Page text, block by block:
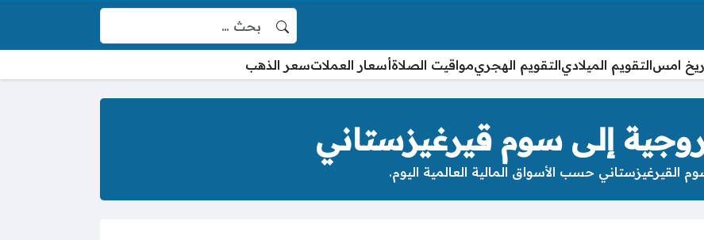
البحث عن:
امسالتقويم الميلاديالتقويم الهجريمواقيت الصلاةأسعار العملاتسعر الذهب
إلى سوم قيرغيزستاني
حسب الأسواق المالية العالمية اليوم.